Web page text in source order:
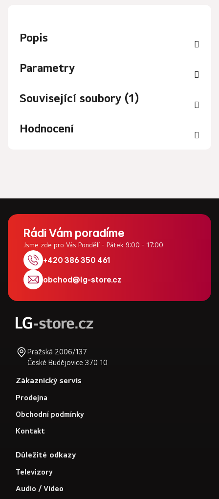
Popis
Parametry
Související soubory (1)
Hodnocení
Rádi Vám poradíme
Jsme zde pro Vás Pondělí - Pátek 9:00 - 17:00
+420 386 350 461
obchod@lg-store.cz
Pražská 2006/137
České Budějovice 370 10
Zákaznický servis
Prodejna
Obchodní podmínky
Kontakt
Důležité odkazy
Televizory
Audio / Video